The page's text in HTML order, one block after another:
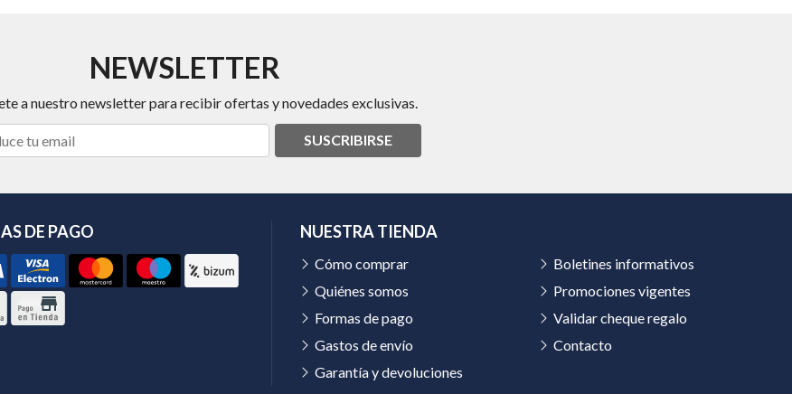
NEWSLETTER
a nuestro newsletter para recibir ofertas y novedades exclusivas.
SUSCRIBIRSE
DE PAGO NUESTRA TIENDA
Cómo comprar
Quiénes somos
Formas de pago
Gastos de envío
Garantía y devoluciones
Boletines informativos
Promociones vigentes
Validar cheque regalo
Contacto